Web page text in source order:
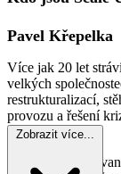
Pavel Křepelka
Více jak 20 let
velkých
restrukturalizací,
provozu a řešení
SME firem.
Pavel je
Zobrazit více...